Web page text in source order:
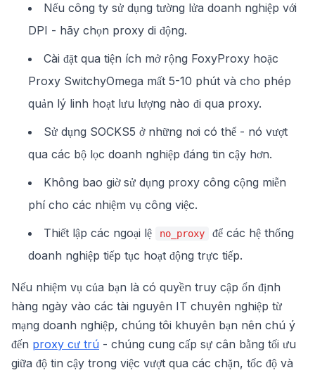
Nếu công ty sử dụng tường lửa doanh nghiệp với
DPI - hãy chọn proxy di động.
Cài đặt qua tiện ích mở rộng FoxyProxy hoặc
Proxy SwitchyOmega mất 5-10 phút và cho phép
quản lý linh hoạt lưu lượng nào đi qua proxy.
Sử dụng SOCKS5 ở những nơi có thể - nó vượt
qua các bộ lọc doanh nghiệp đáng tin cậy hơn.
Không bao giờ sử dụng proxy công cộng miễn
phí cho các nhiệm vụ công việc.
Thiết lập các ngoại lệ
no_proxy
để các hệ thống
doanh nghiệp tiếp tục hoạt động trực tiếp.
Nếu nhiệm vụ của bạn là có quyền truy cập ổn định
hàng ngày vào các tài nguyên IT chuyên nghiệp từ
mạng doanh nghiệp, chúng tôi khuyên bạn nên chú ý
đến proxy cư trú - chúng cung cấp sự cân bằng tối ưu
giữa độ tin cậy trong việc vượt qua các chặn, tốc độ và